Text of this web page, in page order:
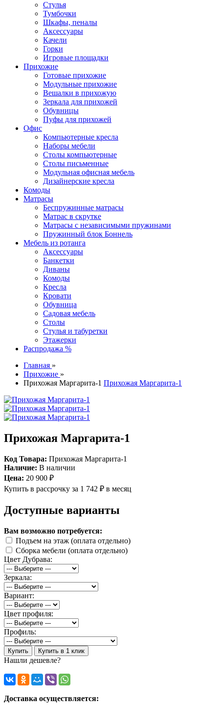
Стулья
Тумбочки
Шкафы, пеналы
Аксессуары
Качели
Горки
Игровые площадки
Прихожие
Готовые прихожие
Модульные прихожие
Вешалки в прихожую
Зеркала для прихожей
Обувницы
Пуфы для прихожей
Офис
Компьютерные кресла
Наборы мебели
Столы компьютерные
Столы письменные
Модульная офисная мебель
Дизайнерские кресла
Комоды
Матрасы
Беспружинные матрасы
Матрас в скрутке
Матрасы с независимыми пружинами
Пружинный блок Боннель
Мебель из ротанга
Аксессуары
Банкетки
Диваны
Комоды
Кресла
Кровати
Обувница
Садовая мебель
Столы
Стулья и табуретки
Этажерки
Распродажа %
Главная »
Прихожие »
Прихожая Маргарита-1 Прихожая Маргарита-1
Прихожая Маргарита-1
Код Товара: Прихожая Маргарита-1
Наличие: В наличии
Цена: 20 900 ₽
Купить в рассрочку за 1 742 ₽ в месяц
Доступные варианты
Вам возможно потребуется:
Подъем на этаж (оплата отдельно)
Сборка мебели (оплата отдельно)
Цвет Дубрава:
Зеркала:
Вариант:
Цвет профиля:
Профиль:
Купить Купить в 1 клик
Нашли дешевле?
Доставка осуществляется: